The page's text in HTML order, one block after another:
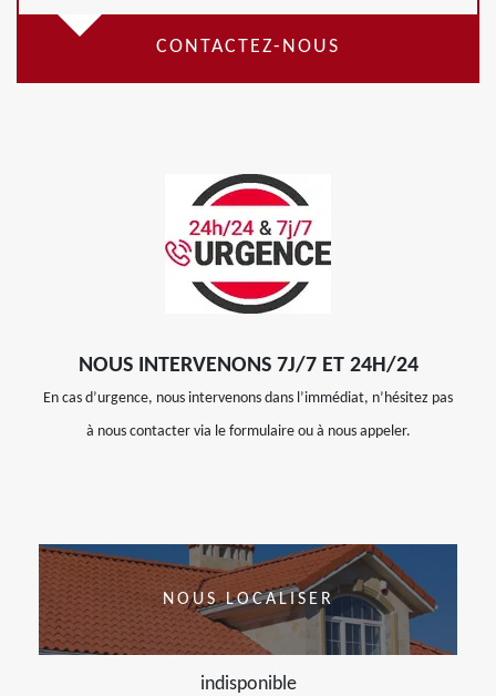
CONTACTEZ-NOUS
NOUS INTERVENONS 7J/7 ET 24H/24
En cas d’urgence, nous intervenons dans l’immédiat, n’hésitez pas
à nous contacter via le formulaire ou à nous appeler.
NOUS LOCALISER
indisponible